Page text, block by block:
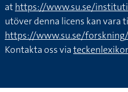
athttps://www.su.se/
utöver denna licens kan vara
https://www.su.se/
Kontakta oss via